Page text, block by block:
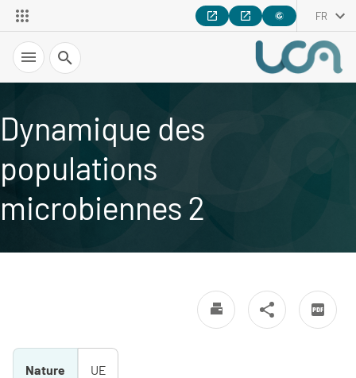
FR
Recherche
Dynamique des
populations
microbiennes 2
Nature UE